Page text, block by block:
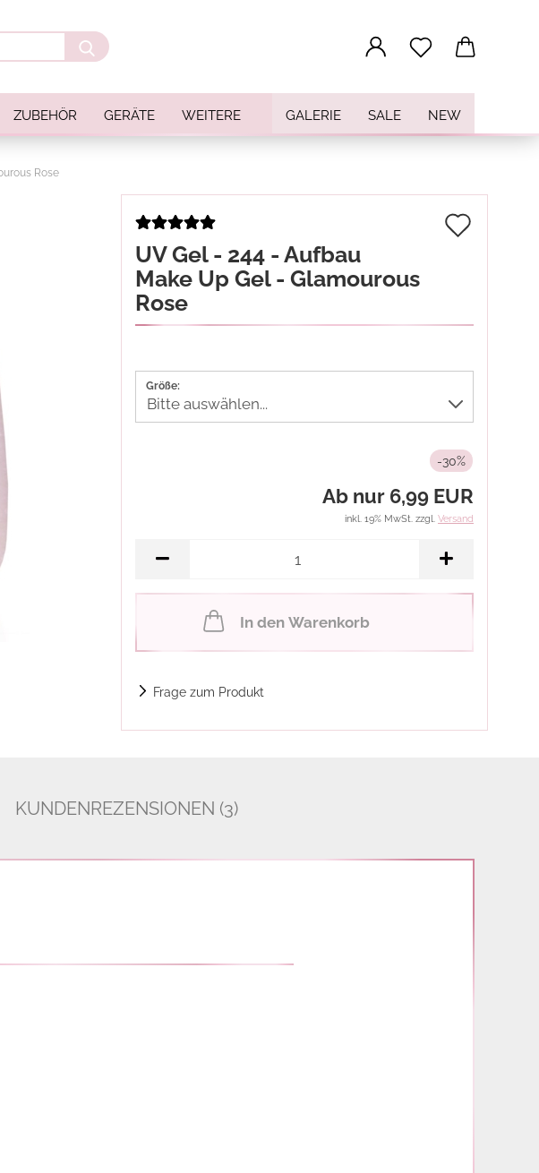
Suche...
ZUBEHÖR GERÄTE GALERIE SALE NEW
WEITERE
Rose
UV Gel - 244 - Aufbau
Make Up Gel - Glamourous
Rose
Größe:
-30%
Ab nur 6,99 EUR
inkl. 19% MwSt. zzgl. Versand
In den Warenkorb
Frage zum Produkt
KUNDENREZENSIONEN (3)